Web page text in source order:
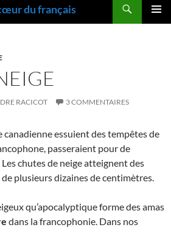
du français
RACICOT 3 COMMENTAIRES
canadienne essuient des tempêtes de
passeraient pour de
chutes de neige atteignent des
plusieurs dizaines de centimètres.
qu’apocalyptique forme des amas
dans la francophonie. Dans nos